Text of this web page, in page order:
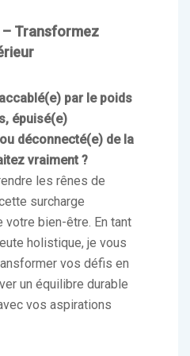
– Transformez
par le poids
épuisé(e)
déconnecté(e) de la
vraiment ?
les rênes de
surcharge
votre bien-être. En tant
holistique, je vous
vos défis en
un équilibre durable
vos aspirations